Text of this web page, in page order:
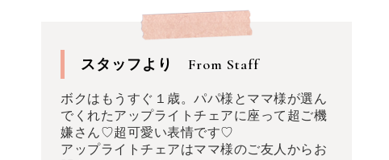
スタッフより From Staff
ボクはもうすぐ１歳。パパ様とママ様が選ん
でくれたアップライトチェアに座って超ご機
嫌さん♡超可愛い表情です♡
アップライトチェアはママ様のご友人からお